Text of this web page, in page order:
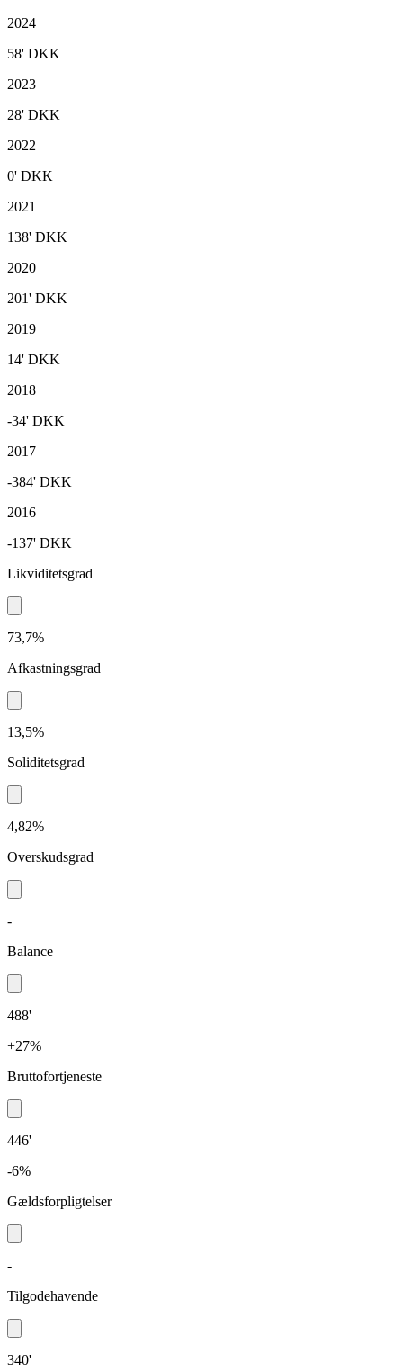
2024
58' DKK
2023
28' DKK
2022
0' DKK
2021
138' DKK
2020
201' DKK
2019
14' DKK
2018
-34' DKK
2017
-384' DKK
2016
-137' DKK
Likviditetsgrad
73,7%
Afkastningsgrad
13,5%
Soliditetsgrad
4,82%
Overskudsgrad
-
Balance
488'
+27%
Bruttofortjeneste
446'
-6%
Gældsforpligtelser
-
Tilgodehavende
340'